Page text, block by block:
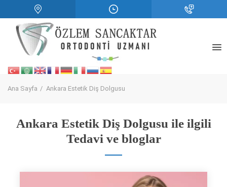
Ana Sayfa Ankara Estetik Diş Dolgusu
Ankara Estetik Diş Dolgusu ile ilgili
Tedavi ve bloglar